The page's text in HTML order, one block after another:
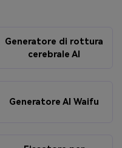
Generatore di rottura
cerebrale AI
Generatore AI Waifu